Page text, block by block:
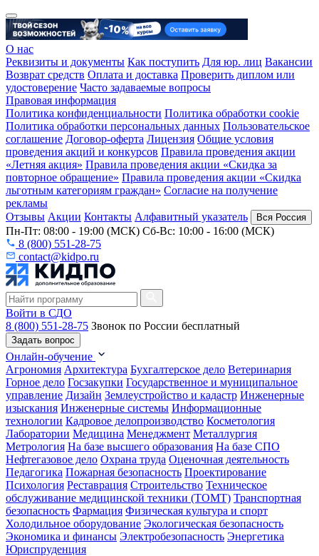
О нас
Реквизиты и документы Как поступить Для юр. лиц Вакансии
Возврат средств Оплата и доставка Проверить диплом или
удостоверение Часто задаваемые вопросы
Правовая информация
Политика конфиденциальности Политика обработки cookie
Политика обработки персональных данных Пользовательское
соглашение Договор-оферта Лицензия Общие условия
проведения акций и конкурсов Правила проведения акции
«Летняя акция» Правила проведения акции «Скидка за
повторное обращение» Правила проведения акции «Скидка
льготным категориям граждан» Согласие на получение
рекламы
Отзывы Акции Контакты Алфавитный указатель Вся Россия
Пн-Пт: 08:00 - 19:00 (МСК) Сб-Вс: 10:00 - 16:00 (МСК)
8 (800) 551-28-75
contact@kidpo.ru
Войти в СДО
8 (800) 551-28-75 Звонок по России бесплатный
Задать вопрос
Онлайн-обучение
Агрономия Архитектура Бухгалтерское дело Ветеринария
Горное дело Госзакупки Государственное и муниципальное
управление Дизайн Землеустройство и кадастр Инженерные
изыскания Инженерные системы Информационные
технологии Кадровое делопроизводство Косметология
Лаборатории Медицина Менеджмент Металлургия
Метрология На базе высшего образования На базе СПО
Нефтегазовое дело Охрана труда Оценочная деятельность
Педагогика Пожарная безопасность Проектирование
Психология Реставрация Строительство Техническое
обслуживание медицинской техники (ТОМТ) Транспортная
безопасность Фармация Физическая культура и спорт
Холодильное оборудование Экологическая безопасность
Экономика и финансы Электробезопасность Энергетика
Юриспруденция